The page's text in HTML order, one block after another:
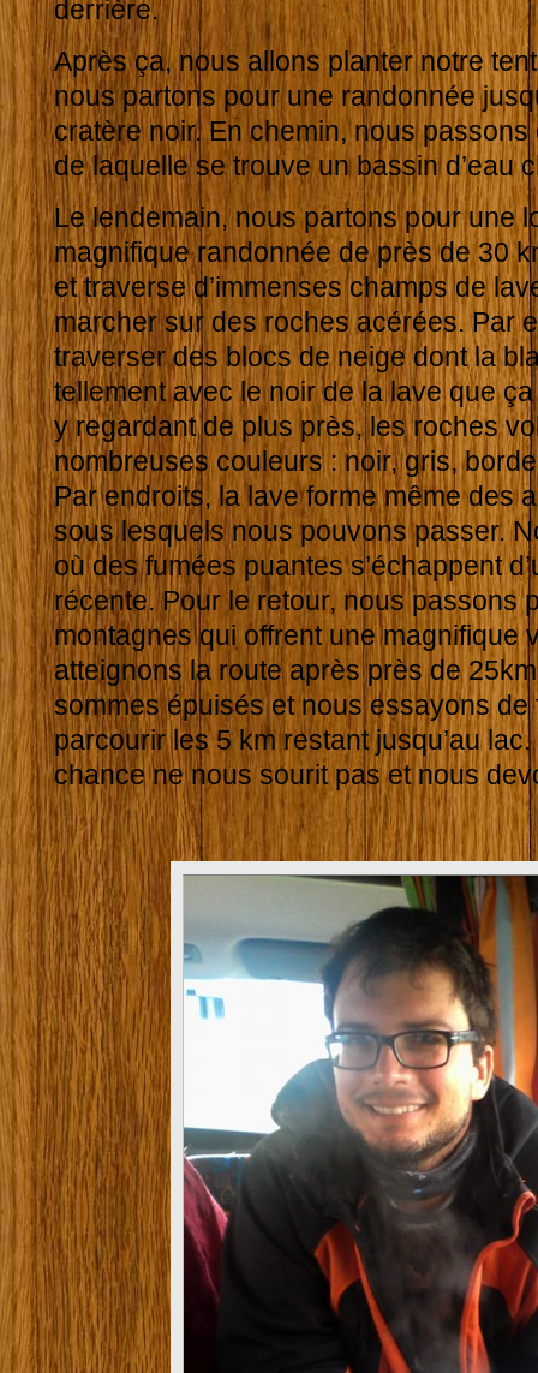
derrière.
Après ça, nous allons planter notre
nous partons pour une randonnée
cratère noir. En chemin, nous
de laquelle se trouve un bassin d’eau
Le lendemain, nous partons pour une
magnifique randonnée de près de 30
et traverse d’immenses champs de
marcher sur des roches acérées. Par
traverser des blocs de neige dont la
tellement avec le noir de la lave que
y regardant de plus près, les roches
nombreuses couleurs : noir, gris,
Par endroits, la lave forme même des
sous lesquels nous pouvons passer.
où des fumées puantes s’échappent
récente. Pour le retour, nous passons
montagnes qui offrent une magnifique
atteignons la route après près de
sommes épuisés et nous essayons de
parcourir les 5 km restant jusqu’au
chance ne nous sourit pas et nous